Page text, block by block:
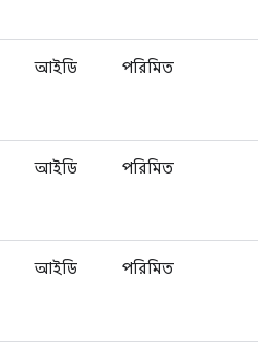
আইডি পরিমিত
আইডি পরিমিত
আইডি পরিমিত